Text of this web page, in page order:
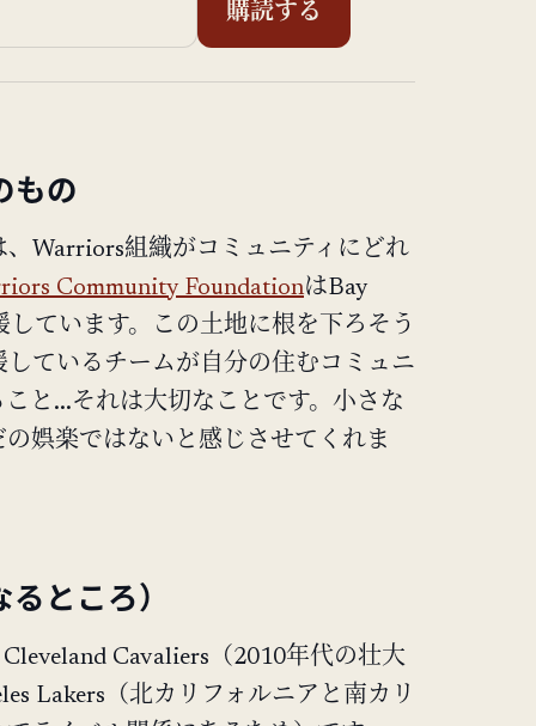
購読する
もの
Warriors組織がコミュニティにどれ
Community FoundationはBay
ています。この土地に根を下ろそう
ているチームが自分の住むコミュニ
と...それは大切なことです。小さな
娯楽ではないと感じさせてくれま
ところ）
Cavaliers（2010年代の壮大
Lakers（北カリフォルニアと南カリ